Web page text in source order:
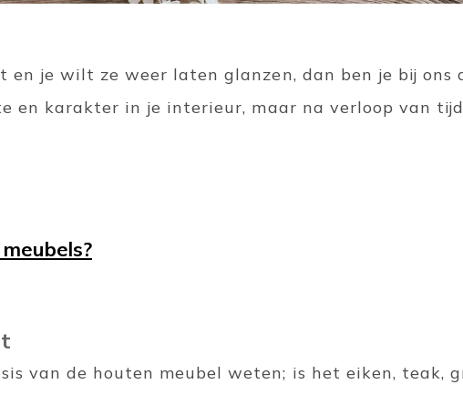
en je wilt ze weer laten glanzen, dan ben je bij ons
en karakter in je interieur, maar na verloop van
van de houten meubel weten; is het eiken, teak,